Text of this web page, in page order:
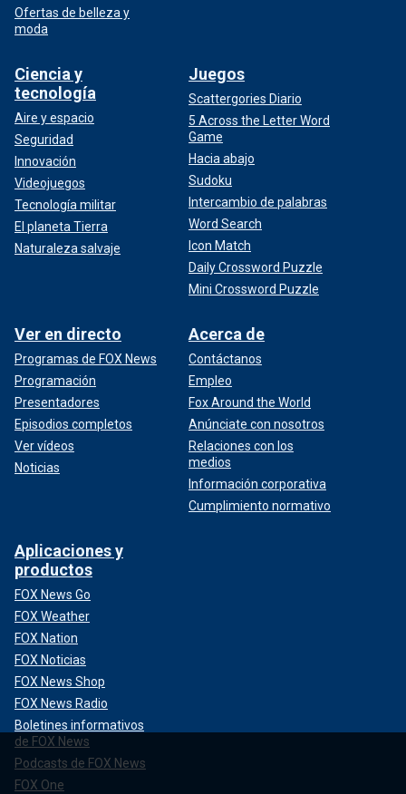
Ofertas de belleza y
moda
Ciencia y
tecnología
Aire y espacio
Seguridad
Innovación
Videojuegos
Tecnología militar
El planeta Tierra
Naturaleza salvaje
Juegos
Scattergories Diario
5 Across the Letter Word
Game
Hacia abajo
Sudoku
Intercambio de palabras
Word Search
Icon Match
Daily Crossword Puzzle
Mini Crossword Puzzle
Ver en directo
Programas de FOX News
Programación
Presentadores
Episodios completos
Ver vídeos
Noticias
Acerca de
Contáctanos
Empleo
Fox Around the World
Anúnciate con nosotros
Relaciones con los
medios
Información corporativa
Cumplimiento normativo
Aplicaciones y
productos
FOX News Go
FOX Weather
FOX Nation
FOX Noticias
FOX News Shop
FOX News Radio
Boletines informativos
de FOX News
Podcasts de FOX News
FOX One